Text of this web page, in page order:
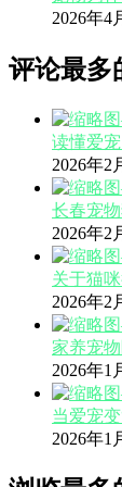
2026年4
评论最多
读懂爱
2026年2
长春宠
2026年2
关于猫
2026年2
家养宠
2026年1
当爱宠
2026年1